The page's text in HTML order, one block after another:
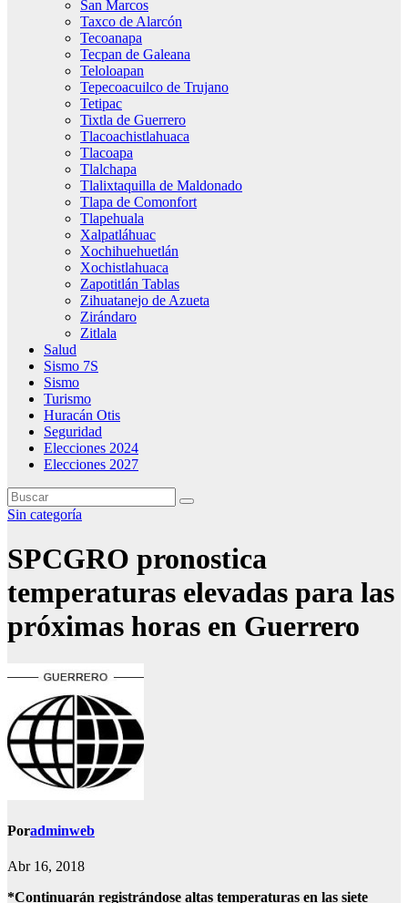
San Marcos
Taxco de Alarcón
Tecoanapa
Tecpan de Galeana
Teloloapan
Tepecoacuilco de Trujano
Tetipac
Tixtla de Guerrero
Tlacoachistlahuaca
Tlacoapa
Tlalchapa
Tlalixtaquilla de Maldonado
Tlapa de Comonfort
Tlapehuala
Xalpatláhuac
Xochihuehuetlán
Xochistlahuaca
Zapotitlán Tablas
Zihuatanejo de Azueta
Zirándaro
Zitlala
Salud
Sismo 7S
Sismo
Turismo
Huracán Otis
Seguridad
Elecciones 2024
Elecciones 2027
Sin categoría
SPCGRO pronostica
temperaturas elevadas para las
próximas horas en Guerrero
Poradminweb
Abr 16, 2018
*Continuarán registrándose altas temperaturas en las siete